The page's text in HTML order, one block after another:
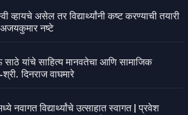
व्हायचे असेल तर विद्यार्थ्यांनी कष्ट करण्याची तयारी
अजयकुमार नष्टे
साठे यांचे साहित्य मानवतेचा आणि सामाजिक
दिनराज वाघमारे
नवागत विद्यार्थ्यांचे उत्साहात स्वागत | प्रवेश